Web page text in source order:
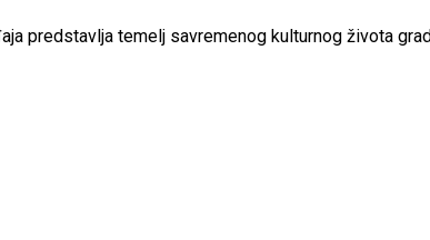
predstavlja temelj savremenog kulturnog života